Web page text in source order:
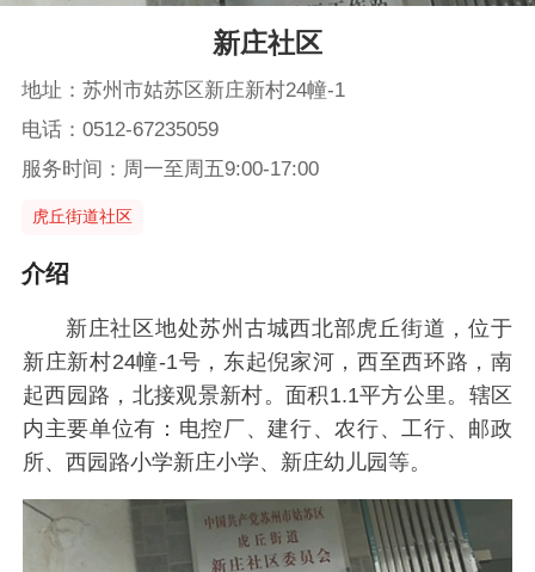
新庄社区
地址：苏州市姑苏区新庄新村24幢-1
电话：0512-67235059
服务时间：周一至周五9:00-17:00
虎丘街道社区
介绍
新庄社区地处苏州古城西北部虎丘街道，位于
新庄新村24幢-1号，东起倪家河，西至西环路，南
起西园路，北接观景新村。面积1.1平方公里。辖区
内主要单位有：电控厂、建行、农行、工行、邮政
所、西园路小学新庄小学、新庄幼儿园等。